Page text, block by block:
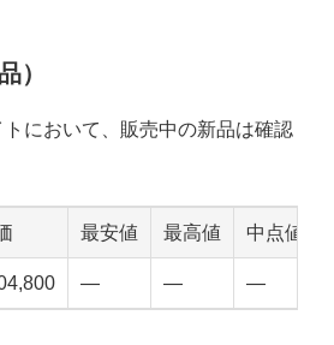
）
トにおいて、販売中の新品は確認
最安値 最高値 中点値
— — —